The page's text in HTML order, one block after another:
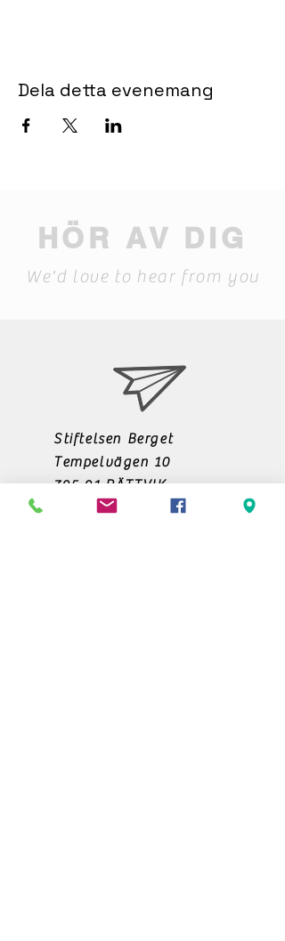
Dela detta evenemang
HÖR AV DIG
We'd love to hear from you
Stiftelsen Berget
Tempelvägen 10
795 91 RÄTTVIK
0248-797170